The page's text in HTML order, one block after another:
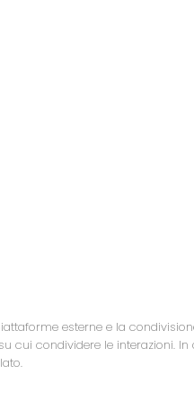
esterne e la
cui condividere le interazioni.